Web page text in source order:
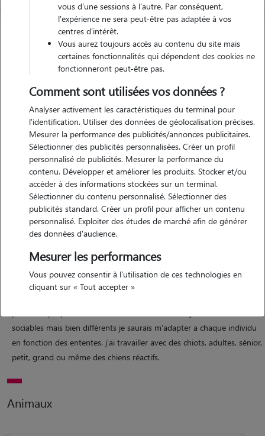
Motivation
passionné du monde du chien, heureux propriétaire de 3 merveilleux
loulous j'aimerais pouvoir apporter un peu de mon temps de balades
pour aider certains qui n'ont pas assez de temps pour sortir leur
compagnon. et faire profiter les différents propriétaire de mon
expérience... je ne peux malheureusement accueillir chez moi, mais je
suis tout a fais prêt à me déplacer pour partir en promenade !
Expérience
en effet, j'ai 2 ans d'expériences en tant qu'agent de chenil au refuge
sociables mais bien différents je saurais m'adapter a chaque individu
en fonction des ententes. j'ai travailler avec des chiots, adultes, sénior,
petit, grand ou même des chiens réactifs.
Animaux
vous d'une sessions à l'autre. Par conséquent,
l'expérience ne sera peut-être pas adaptée à vos
centres d'intérêt.
Vous aurez toujours accès au contenu du site mais
certaines fonctionnalités qui dépendent des cookies ne
fonctionneront peut-être pas.
Comment sont utilisées vos données ?
Analyser activement les caractéristiques du terminal pour
l'identification. Utiliser des données de géolocalisation précises.
Mesurer la performance des publicités/annonces publicitaires.
Sélectionner des publicités personnalisées. Créer un profil
personnalisé de publicités. Mesurer la performance du
contenu. Développer et améliorer les produits. Stocker et/ou
accéder à des informations stockées sur un terminal.
Sélectionner du contenu personnalisé. Sélectionner des
publicités standard. Créer un profil pour afficher un contenu
personnalisé. Exploiter des études de marché afin de générer
des données d'audience.
Mesurer les performances
Vous pouvez consentir à l'utilisation de ces technologies en
cliquant sur « Tout accepter »